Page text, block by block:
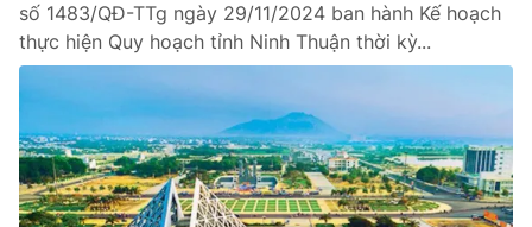
số 1483/QĐ-TTg ngày 29/11/2024 ban hành Kế hoạch
thực hiện Quy hoạch tỉnh Ninh Thuận thời kỳ...